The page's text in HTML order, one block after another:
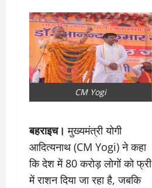
CM Yogi
बहराइच। मुख्यमंत्री योगी
आदित्यनाथ (CM Yogi) ने कहा
कि देश में 80 करोड़ लोगों को फ्री
में राशन दिया जा रहा है, जबकि